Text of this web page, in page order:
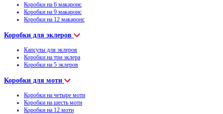
Коробки на 6 макаронс
Коробки на 9 макаронс
Коробки на 12 макаронс
Коробки для эклеров
Капсулы для эклеров
Коробки на три эклера
Коробки на 5 эклеров
Коробки для моти
Коробки на четыре моти
Коробки на шесть моти
Коробки на 12 моти